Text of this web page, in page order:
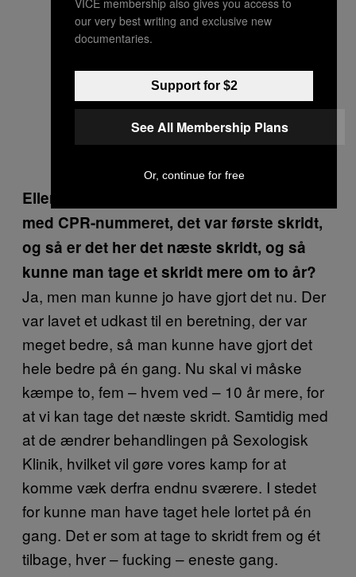
Eller også kunne man sige, at ændringen
med CPR-nummeret, det var første skridt,
og så er det her det næste skridt, og så
kunne man tage et skridt mere om to år?
Ja, men man kunne jo have gjort det nu. Der
var lavet et udkast til en beretning, der var
meget bedre, så man kunne have gjort det
hele bedre på én gang. Nu skal vi måske
kæmpe to, fem – hvem ved – 10 år mere, for
at vi kan tage det næste skridt. Samtidig med
at de ændrer behandlingen på Sexologisk
Klinik, hvilket vil gøre vores kamp for at
komme væk derfra endnu sværere. I stedet
for kunne man have taget hele lortet på én
gang. Det er som at tage to skridt frem og ét
tilbage, hver – fucking – eneste gang.
our very best writing and exclusive new
documentaries.
Support for $2
See All Membership Plans
Or, continue for free